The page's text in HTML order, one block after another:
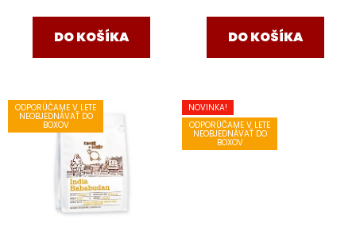
DO KOŠÍKA DO KOŠÍKA
ODPORÚČAME V LETE
NEOBJEDNÁVAŤ DO
BOXOV
NOVINKA!
ODPORÚČAME V LETE
NEOBJEDNÁVAŤ DO
BOXOV